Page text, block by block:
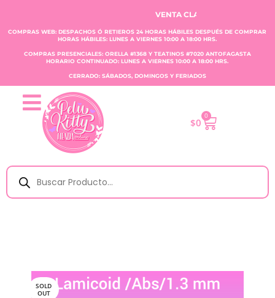
VENTA CLAUDIA TOBAR E.I.R.L.
COMPRAS WEB: DESPACHOS Ó RETIEROS 24 HORAS HÁBILES DESPUÉS DE COMPRAR
HORAS HÁBILES: LUNES A VIERNES 10:00 A 18:00 HRS.
COMPRAS PRESENCIALES: ORELLA #1368 Y TEATINOS #7020 ANTOFAGASTA
HORARIO CONTINUADO: LUNES A VIERNES 10:00 A 18:00 HRS.
CERRADO: SÁBADOS, DOMINGOS Y FERIADOS
$0
0
SOLD
OUT